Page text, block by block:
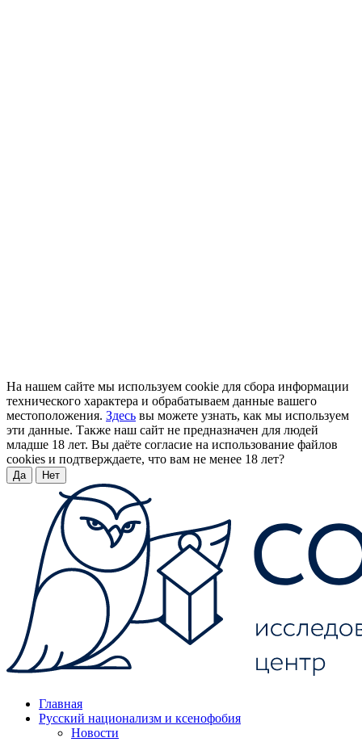
На нашем сайте мы используем cookie для сбора информации
технического характера и обрабатываем данные вашего
местоположения. Здесь вы можете узнать, как мы используем
эти данные. Также наш сайт не предназначен для людей
младше 18 лет. Вы даёте согласие на использование файлов
cookies и подтверждаете, что вам не менее 18 лет?
Да Нет
Главная
Русский национализм и ксенофобия
Новости